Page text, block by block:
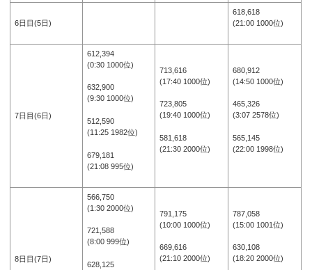
6日目(5日)
618,618
(21:00 1000位)
7日目(6日)
612,394
(0:30 1000位)
632,900
(9:30 1000位)
512,590
(11:25 1982位)
679,181
(21:08 995位)
713,616
(17:40 1000位)
723,805
(19:40 1000位)
581,618
(21:30 2000位)
680,912
(14:50 1000位)
465,326
(3:07 2578位)
565,145
(22:00 1998位)
8日目(7日)
566,750
(1:30 2000位)
721,588
(8:00 999位)
628,125
791,175
(10:00 1000位)
669,616
(21:10 2000位)
787,058
(15:00 1001位)
630,108
(18:20 2000位)